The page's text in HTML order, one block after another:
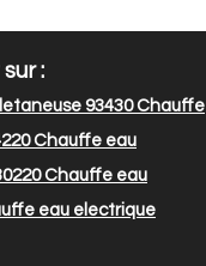
:
93430Chauffe
Chauffe eau
Chauffe eau
eau electrique